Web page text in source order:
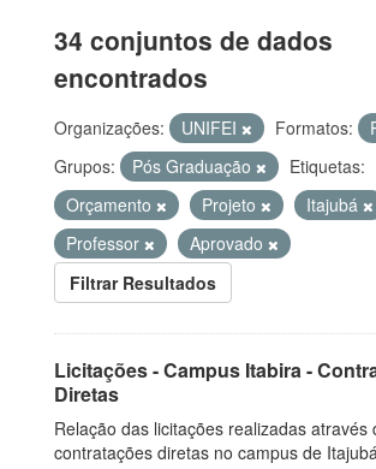
34 conjuntos de dados
encontrados
Organizações: UNIFEI Formatos:
Grupos:
Pós Graduação
Etiquetas:
Orçamento
Projeto
Itajubá
Professor
Aprovado
Filtrar Resultados
Licitações - Campus Itabira -
Diretas
Relação das licitações realizadas através
contratações diretas no campus de